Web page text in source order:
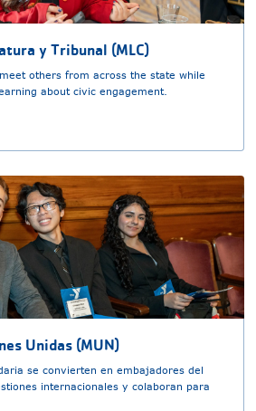
y Tribunal (MLC)
others from across the state while
about civic engagement.
Unidas (MUN)
se convierten en embajadores del
internacionales y colaboran para